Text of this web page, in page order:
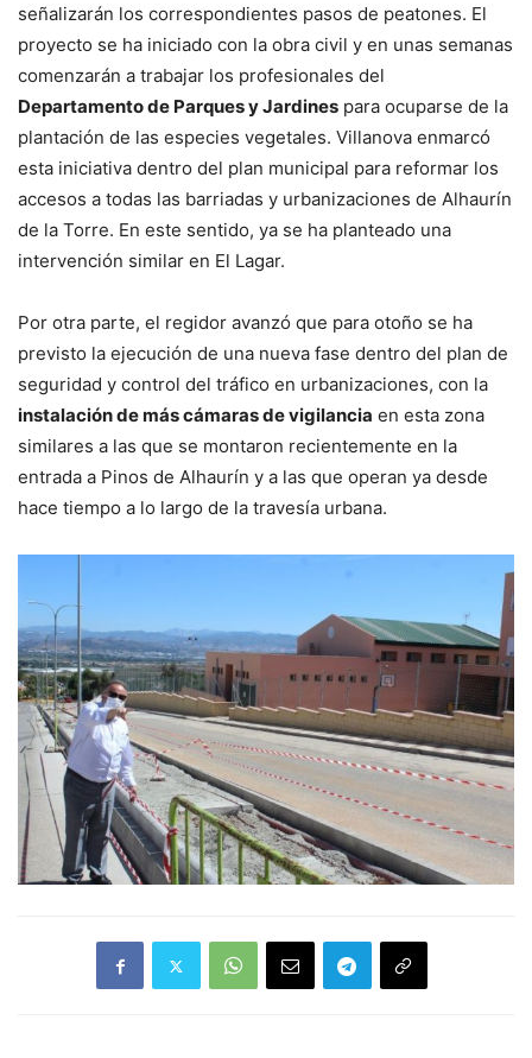
señalizarán los correspondientes pasos de peatones. El
proyecto se ha iniciado con la obra civil y en unas semanas
comenzarán a trabajar los profesionales del
Departamento de Parques y Jardines para ocuparse de la
plantación de las especies vegetales. Villanova enmarcó
esta iniciativa dentro del plan municipal para reformar los
accesos a todas las barriadas y urbanizaciones de Alhaurín
de la Torre. En este sentido, ya se ha planteado una
intervención similar en El Lagar.
Por otra parte, el regidor avanzó que para otoño se ha
previsto la ejecución de una nueva fase dentro del plan de
seguridad y control del tráfico en urbanizaciones, con la
instalación de más cámaras de vigilancia en esta zona
similares a las que se montaron recientemente en la
entrada a Pinos de Alhaurín y a las que operan ya desde
hace tiempo a lo largo de la travesía urbana.